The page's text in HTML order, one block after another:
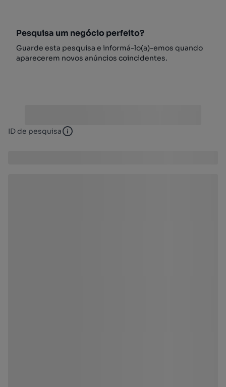
Pesquisa um negócio perfeito?
Guarde esta pesquisa e informá-lo(a)-emos quando
aparecerem novos anúncios coincidentes.
ID de pesquisa ID de pesquisa